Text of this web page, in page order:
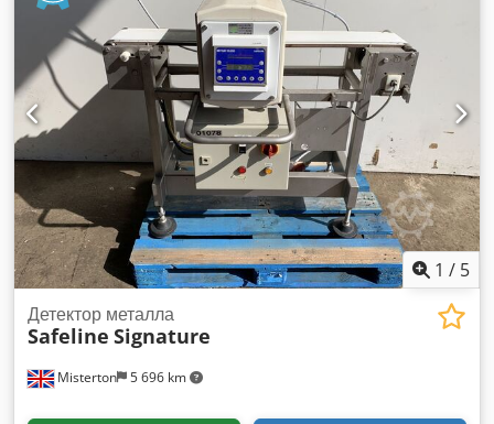
Aohvr Afjqpsr Доставка / доставка может быть
организована, если вам нужна эта услуга
1 / 5
Misterton 5 696 km
Детектор металла
Safeline Signature